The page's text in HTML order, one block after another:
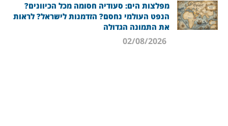
מפלצות הים: סעודיה חסומה מכל הכיוונים?
הנפט העולמי נחסם? הזדמנות לישראל? לראות
את התמונה הגדולה